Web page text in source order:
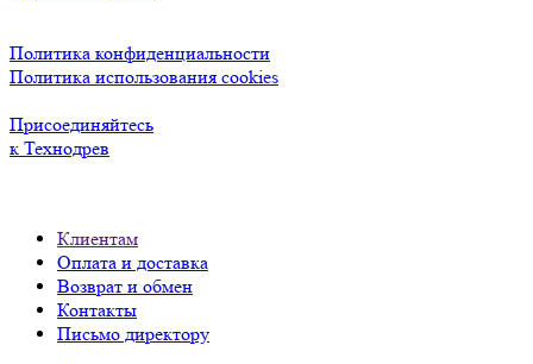
Политика конфиденциальности
Политика использования cookies
Присоединяйтесь
к Технодрев
Клиентам
Оплата и доставка
Возврат и обмен
Контакты
Письмо директору